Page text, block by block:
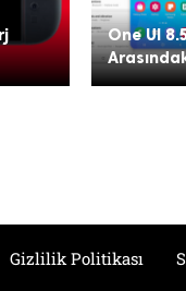
One UI
Gizlilik Politikası